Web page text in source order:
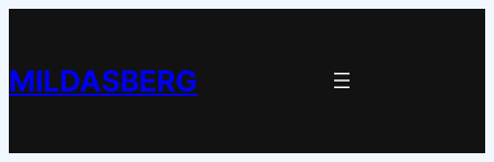
innehåll
MILDASBERG